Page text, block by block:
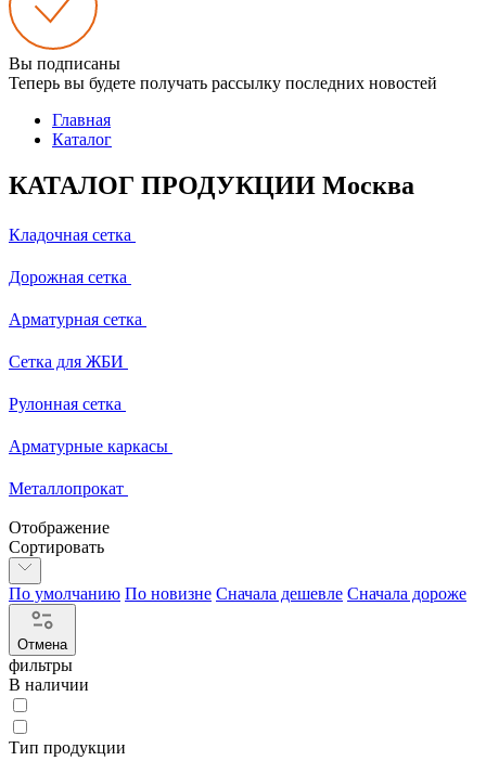
Вы подписаны
Теперь вы будете получать рассылку последних новостей
Главная
Каталог
КАТАЛОГ ПРОДУКЦИИ Москва
Кладочная сетка
Дорожная сетка
Арматурная сетка
Сетка для ЖБИ
Рулонная сетка
Арматурные каркасы
Металлопрокат
Отображение
Сортировать
По умолчанию По новизне Сначала дешевле Сначала дороже
Отмена
фильтры
В наличии
Тип продукции